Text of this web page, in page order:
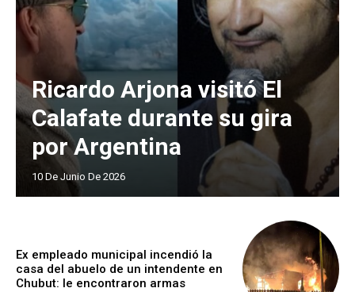
Ricardo Arjona visitó El
Calafate durante su gira
por Argentina
10 De Junio De 2026
Ex empleado municipal incendió la
casa del abuelo de un intendente en
Chubut: le encontraron armas